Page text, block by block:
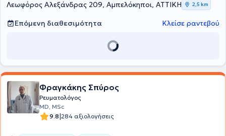
Λεωφόρος Αλεξάνδρας 209, Αμπελόκηποι, ΑΤΤΙΚΗ 2,5 km
Επόμενη διαθεσιμότητα Κλείσε ραντεβού
Φραγκάκης Σπύρος
Ρευματολόγος
MD, MSc
9.8|284 αξιολογήσεις